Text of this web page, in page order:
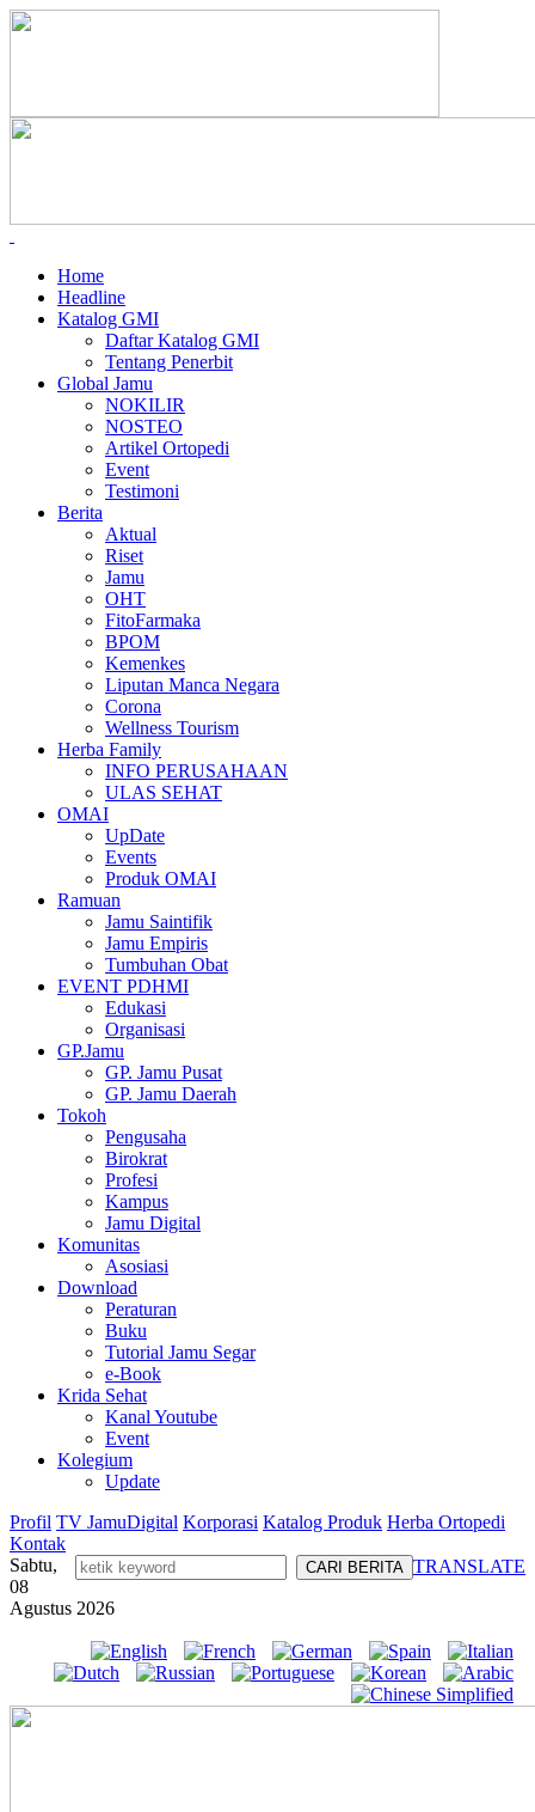
Home
Headline
Katalog GMI
Daftar Katalog GMI
Tentang Penerbit
Global Jamu
NOKILIR
NOSTEO
Artikel Ortopedi
Event
Testimoni
Berita
Aktual
Riset
Jamu
OHT
FitoFarmaka
BPOM
Kemenkes
Liputan Manca Negara
Corona
Wellness Tourism
Herba Family
INFO PERUSAHAAN
ULAS SEHAT
OMAI
UpDate
Events
Produk OMAI
Ramuan
Jamu Saintifik
Jamu Empiris
Tumbuhan Obat
EVENT PDHMI
Edukasi
Organisasi
GP.Jamu
GP. Jamu Pusat
GP. Jamu Daerah
Tokoh
Pengusaha
Birokrat
Profesi
Kampus
Jamu Digital
Komunitas
Asosiasi
Download
Peraturan
Buku
Tutorial Jamu Segar
e-Book
Krida Sehat
Kanal Youtube
Event
Kolegium
Update
Profil TV JamuDigital Korporasi Katalog Produk Herba Ortopedi
Kontak
TRANSLATE
Sabtu,
08
Agustus 2026